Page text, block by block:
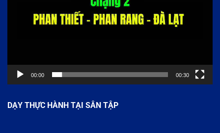
00:00 00:30
DẠY THỰC HÀNH TẠI SÂN TẬP